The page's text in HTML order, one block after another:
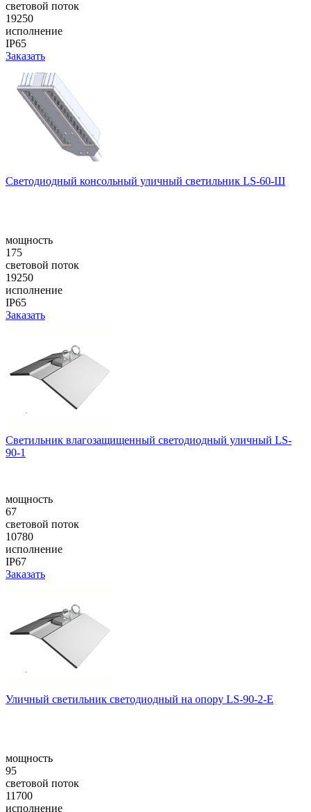
световой поток
19250
исполнение
IP65
Заказать
Cветодиодный консольный уличный cветильник LS-60-Ш
мощность
175
световой поток
19250
исполнение
IP65
Заказать
Cветильник влагозащищенный светодиодный уличный LS-
90-1
мощность
67
световой поток
10780
исполнение
IP67
Заказать
Уличный светильник светодиодный на опору LS-90-2-E
мощность
95
световой поток
11700
исполнение